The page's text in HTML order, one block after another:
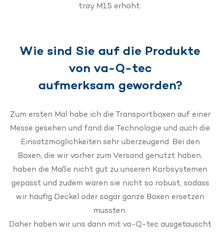
tray M15 erhöht.
Wie sind Sie auf die Produkte
von va-Q-tec
aufmerksam geworden?
Zum ersten Mal habe ich die Transportboxen auf einer
Messe gesehen und fand die Technologie und auch die
Einsatzmöglichkeiten sehr überzeugend. Bei den
Boxen, die wir vorher zum Versand genutzt haben,
haben die Maße nicht gut zu unseren Korbsystemen
gepasst und zudem waren sie nicht so robust, sodass
wir häufig Deckel oder sogar ganze Boxen ersetzen
mussten.
Daher haben wir uns dann mit va-Q-tec ausgetauscht